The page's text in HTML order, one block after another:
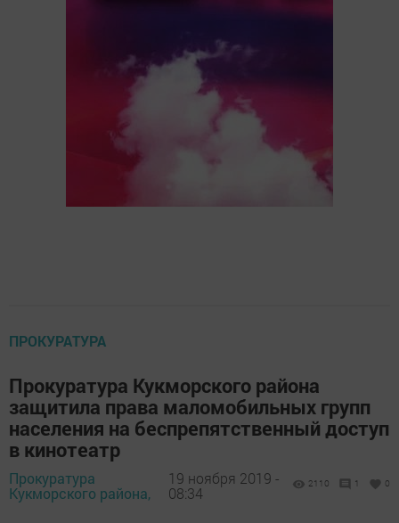
ПРОКУРАТУРА
Прокуратура Кукморского района
защитила права маломобильных групп
населения на беспрепятственный доступ
в кинотеатр
Прокуратура
Кукморского района,
19 ноября 2019 -
08:34
2110 1 0